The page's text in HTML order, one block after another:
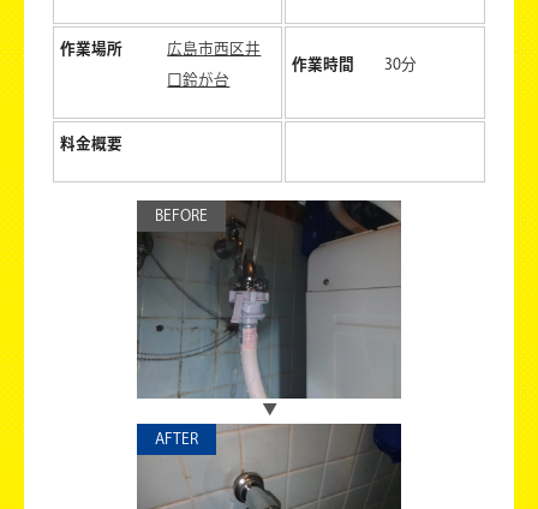
作業場所
広島市西区井
口鈴が台
作業時間 30分
料金概要
BEFORE
AFTER